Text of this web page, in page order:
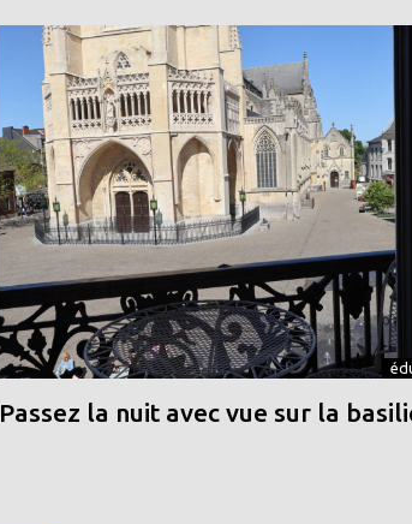
Passez la nuit avec vue sur la